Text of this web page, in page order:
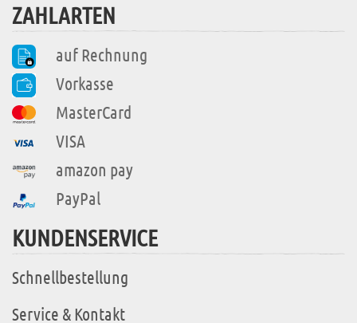
ZAHLARTEN
auf Rechnung
Vorkasse
MasterCard
VISA
amazon pay
PayPal
KUNDENSERVICE
Schnellbestellung
Service & Kontakt